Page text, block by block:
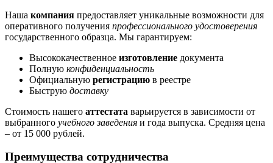
Наша компания предоставляет уникальные возможности для
оперативного получения профессионального удостоверения
государственного образца. Мы гарантируем:
Высококачественное изготовление документа
Полную конфиденциальность
Официальную регистрацию в реестре
Быструю доставку
Стоимость нашего аттестата варьируется в зависимости от
выбранного учебного заведения и года выпуска. Средняя цена
– от 15 000 рублей.
Преимущества сотрудничества